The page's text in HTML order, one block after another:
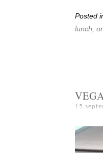
Posted
lunch
15